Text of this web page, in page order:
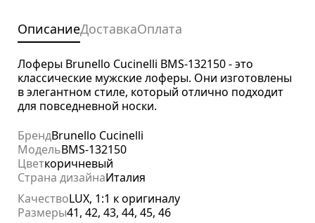
ОписаниеДоставкаОплата
Лоферы Brunello Cucinelli BMS-132150 - это
классические мужские лоферы. Они изготовлены
в элегантном стиле, который отлично подходит
для повседневной носки.
БрендBrunello Cucinelli
МодельBMS-132150
Цветкоричневый
Страна дизайнаИталия
КачествоLUX, 1:1 к оригиналу
Размеры41, 42, 43, 44, 45, 46